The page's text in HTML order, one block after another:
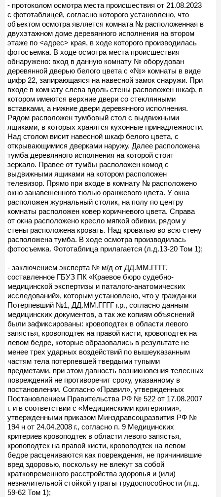
- протоколом осмотра места происшествия от 21.08.2023
с фототаблицей, согласно которого установлено, что
объектом осмотра является комната № расположенная в
двухэтажном доме деревянного исполнения на втором
этаже по <адрес> края, в ходе которого производилась
фотосъемка. В ходе осмотра места происшествия
обнаружено: вход в данную комнату № оборудован
деревянной дверью белого цвета с «№» комнаты в виде
цифр 22, запирающаяся на навесной замок снаружи. При
входе в комнату слева вдоль стены расположен шкаф, в
котором имеются верхние двери со стеклянными
вставками, а нижние двери деревянного исполнения.
Рядом расположен тумбовый стол с выдвижными
ящиками, в которых хранятся кухонные принадлежности.
Над столом висит навесной шкаф белого цвета, с
открывающимися дверками наружу. Далее расположена
тумба деревянного исполнения на которой стоит
зеркало. Правее от тумбы расположен комод с
выдвижными ящиками на котором расположен
телевизор. Прямо при входе в комнату № расположено
окно занавешенного тюлью оранжевого цвета. У окна
расположен журнальный столик, на полу по центру
комнаты расположен ковер коричневого цвета. Справа
от окна расположено кресло мягкой обивки, рядом у
стены расположена кровать. Над кроватью во всю стену
расположена тумба. В ходе осмотра производилась
фотосъемка. Фототаблица прилагается (л.д.13-20 Том 1);
- заключением эксперта № м/д от ДД.ММ.ГГГГ,
составленное ГБУЗ ПК «Краевое бюро судебно-
медицинской экспертизы и паталого-анатомических
исследований», которым установлено, что у гражданки
Потерпевший №1, ДД.ММ.ГГГГ г.р., согласно данным
медицинских документов, а так же копиям объяснений
были зафиксированы: кровоподтек в области левого
запястья, кровоподтек на правой кисти, кровоподтек на
левом бедре, которые образовались в результате не
менее трех ударных воздействий по вышеуказанным
частям тела потерпевшей твердыми тупыми
предметами, при этом давность возникновения телесных
повреждений не противоречит сроку, указанному в
постановлении. Согласно «Правил», утвержденных
Постановлением Правительства РФ № 522 от 17.08.2007
г. и в соответствии с «Медицинскими критериями»,
утвержденными приказом Минздравсоцразвития РФ №
194 н от 24.04.2008 г., согласно п. 9 Медицинских
критериев кровоподтек в области левого запястья,
кровоподтек на правой кисти, кровоподтек на левом
бедре расцениваются как повреждения, не причинившие
вред здоровью, поскольку не влекут за собой
кратковременного расстройства здоровья и (или)
незначительной стойкой утраты трудоспособности (л.д.
59-62 Том 1);